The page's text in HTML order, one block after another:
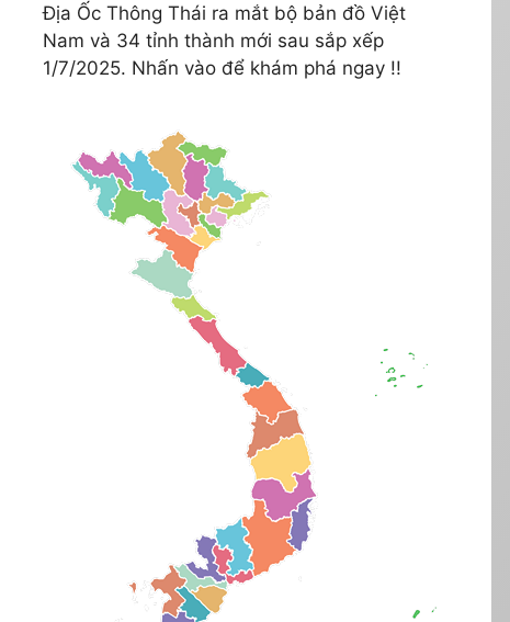
Địa Ốc Thông Thái ra mắt bộ bản đồ Việt
Nam và 34 tỉnh thành mới sau sắp xếp
1/7/2025. Nhấn vào để khám phá ngay !!